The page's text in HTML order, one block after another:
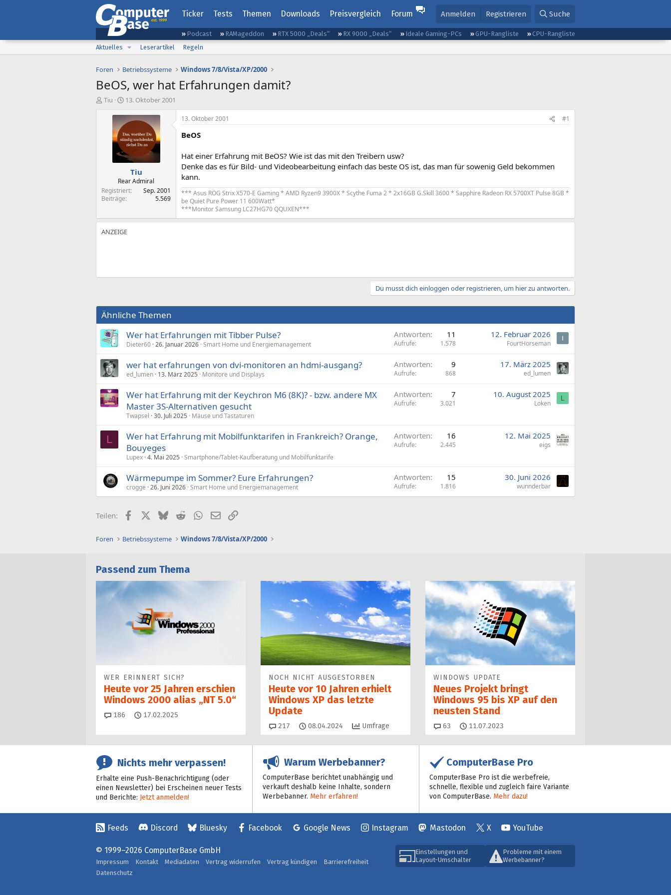
Ticker Tests Themen Downloads Preisvergleich Forum Anmelden Registrieren Suche
Podcast RAMageddon RTX 5000 „Deals“ RX 9000 „Deals“ Ideale Gaming-PCs GPU-Rangliste
CPU-Rangliste
Aktuelles
Leserartikel Regeln
Foren Betriebssysteme Windows 7/8/Vista/XP/2000
BeOS, wer hat Erfahrungen damit?
E
Tiu
E
s
t
e
l
l
t
m
13. Oktober 2001
Tiu
Rear Admiral
Registriert
Sep. 2001
Beiträge
5.569
13. Oktober 2001 #1
BeOS
Hat einer Erfahrung mit BeOS? Wie ist das mit den Treibern usw?
Denke das es für Bild- und Videobearbeitung einfach das beste OS ist, das man für sowenig Geld bekommen
kann.
*** Asus ROG Strix X570-E Gaming * AMD Ryzen9 3900X * Scythe Fuma 2 * 2x16GB G.Skill 3600 * Sapphire Radeon RX 5700XT Pulse 8GB *
be Quiet Pure Power 11 600Watt*
***Monitor Samsung LC27HG70 QQUXEN***
Du musst dich einloggen oder registrieren, um hier zu antworten.
Ähnliche Themen
Wer hat Erfahrungen mit Tibber Pulse?
Dieter60 26. Januar 2026 Smart Home und Energiemanagement
Antworten 11
Aufrufe 1.578
12. Februar 2026
FourtHorseman
wer hat erfahrungen von dvi-monitoren an hdmi-ausgang?
ed_lumen 13. März 2025 Monitore und Displays
Antworten 9
Aufrufe 868
17. März 2025
ed_lumen
Wer hat Erfahrung mit der Keychron M6 (8K)? - bzw. andere MX
Master 3S-Alternativen gesucht
Twapsel 30. Juli 2025 Mäuse und Tastaturen
Antworten 7
Aufrufe 3.021
10. August 2025
Loken
L
L
Wer hat Erfahrung mit Mobilfunktarifen in Frankreich? Orange,
Bouyeges
Lupex 4. Mai 2025 Smartphone/Tablet-Kaufberatung und Mobilfunktarife
Antworten 16
Aufrufe 2.445
12. Mai 2025
eigs
Wärmepumpe im Sommer? Eure Erfahrungen?
crogge 26. Juni 2026 Smart Home und Energiemanagement
Antworten 15
Aufrufe 1.816
30. Juni 2026
wunnderbar
Teilen: FacebookX (Twitter)
BlueskyRedditWhatsApp
E-MailLink
Foren Betriebssysteme Windows 7/8/Vista/XP/2000
Passend zum Thema
WER ERINNERT SICH?
Heute vor 25 Jahren erschien
Windows 2000 alias „NT 5.0“
186 Kommentare
17.02.2025
NOCH NICHT AUSGESTORBEN
Heute vor 10 Jahren erhielt
Windows XP das letzte
Update
217 Kommentare
08.04.2024 Umfrage
WINDOWS UPDATE
Neues Projekt bringt
Windows 95 bis XP auf den
neusten Stand
63 Kommentare
11.07.2023
Nichts mehr verpassen!
Erhalte eine Push-Benachrichtigung (oder
einen Newsletter) bei Erscheinen neuer Tests
und Berichte: Jetzt anmelden!
Warum Werbebanner?
ComputerBase berichtet unabhängig und
verkauft deshalb keine Inhalte, sondern
Werbebanner. Mehr erfahren!
ComputerBase Pro
ComputerBase Pro ist die werbefreie,
schnelle, flexible und zugleich faire Variante
von ComputerBase. Mehr dazu!
Feeds Discord Bluesky Facebook Google News Instagram Mastodon X YouTube
Einstellungen und
Layout-Umschalter
Probleme mit einem
Werbebanner?
© 1999–2026 ComputerBase GmbH
Impressum Kontakt Mediadaten Vertrag widerrufen Vertrag kündigen
Barrierefreiheit
Datenschutz